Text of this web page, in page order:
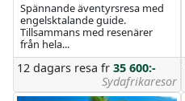
Spännande äventyrsresa med
engelsktalande guide.
Tillsammans med resenärer
från hela...
12 dagars resa fr 35 600:-
Sydafrikaresor